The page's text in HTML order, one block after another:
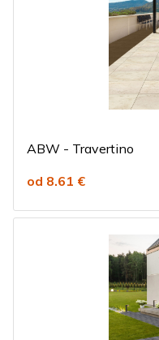
ABW - Travertino
od 8.61 €